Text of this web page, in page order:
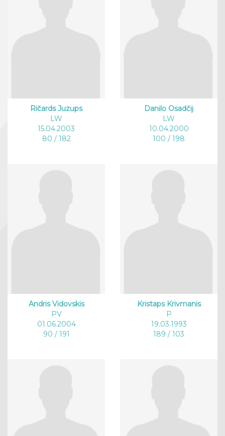
Ričards Juzups
LW
15.04.2003
80 / 182
Danilo Osadčij
LW
10.04.2000
100 / 198
Andris Vidovskis
PV
01.06.2004
90 / 191
Kristaps Krivmanis
P
19.03.1993
189 / 103